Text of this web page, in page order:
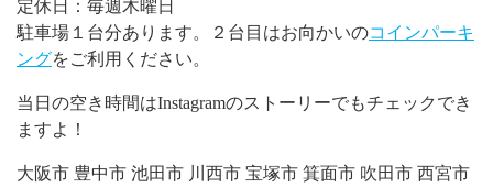
定休日：毎週木曜日
駐車場１台分あります。２台目はお向かいのコインパーキ
ングをご利用ください。
当日の空き時間はInstagramのストーリーでもチェックでき
ますよ！
大阪市 豊中市 池田市 川西市 宝塚市 箕面市 吹田市 西宮市